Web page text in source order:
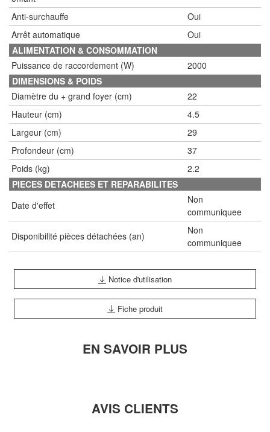
Anti-surchauffe
Oui
Arrêt automatique
Oui
ALIMENTATION & CONSOMMATION
Puissance de raccordement (W)
2000
DIMENSIONS & POIDS
Diamètre du + grand foyer (cm)
22
Hauteur (cm)
4.5
Largeur (cm)
29
Profondeur (cm)
37
Poids (kg)
2.2
PIECES DETACHEES ET REPARABILITES
Date d'effet
Non
communiquee
Disponibilité pièces détachées (an)
Non
communiquee
Notice d'utilisation
Fiche produit
EN SAVOIR PLUS
AVIS CLIENTS